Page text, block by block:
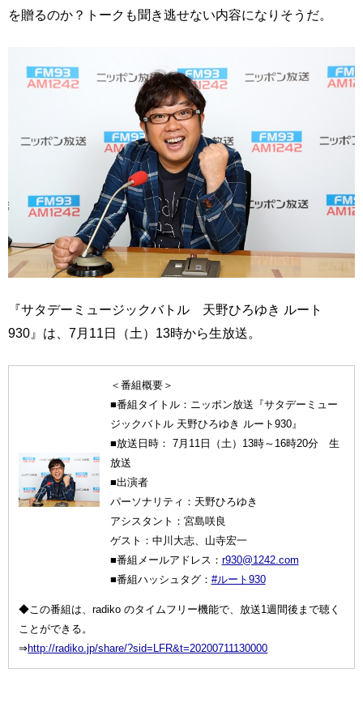
を贈るのか？トークも聞き逃せない内容になりそうだ。
『サタデーミュージックバトル 天野ひろゆき ルート
930』は、7月11日（土）13時から生放送。
＜番組概要＞
■番組タイトル：ニッポン放送『サタデーミュー
ジックバトル 天野ひろゆき ルート930』
■放送日時： 7月11日（土）13時～16時20分 生
放送
■出演者
パーソナリティ：天野ひろゆき
アシスタント：宮島咲良
ゲスト：中川大志、山寺宏一
■番組メールアドレス： r930@1242.com
■番組ハッシュタグ： #ルート930
◆この番組は、radiko のタイムフリー機能で、放送1週間後まで聴く
ことができる。
⇒http://radiko.jp/share/?sid=LFR&t=20200711130000